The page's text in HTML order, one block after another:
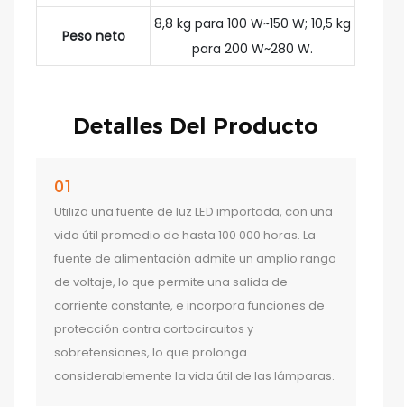
Peso neto
8,8 kg para 100 W~150 W; 10,5 kg
para 200 W~280 W.
Detalles Del Producto
01
Utiliza una fuente de luz LED importada, con una
vida útil promedio de hasta 100 000 horas. La
fuente de alimentación admite un amplio rango
de voltaje, lo que permite una salida de
corriente constante, e incorpora funciones de
protección contra cortocircuitos y
sobretensiones, lo que prolonga
considerablemente la vida útil de las lámparas.